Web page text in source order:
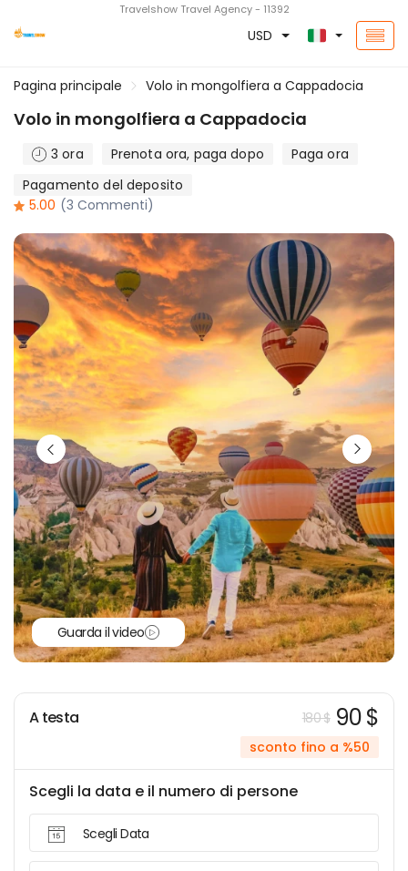
Travelshow Travel Agency - 11392
USD
Pagina principale Volo in mongolfiera a Cappadocia
Volo in mongolfiera a Cappadocia
3 ora Prenota ora, paga dopo
Paga ora
Pagamento del deposito
5.00 (3 Commenti)
Guarda il video
A testa 180 $ 90 $
sconto fino a %50
Scegli la data e il numero di persone
Scegli Data